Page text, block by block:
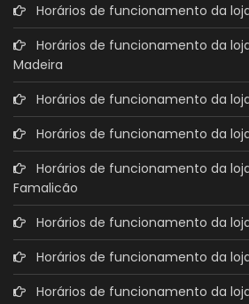
Horários de funcionamento da
Horários de funcionamento da
Madeira
Horários de funcionamento da
Horários de funcionamento da
Horários de funcionamento da
Famalicão
Horários de funcionamento da
Horários de funcionamento da
Horários de funcionamento da